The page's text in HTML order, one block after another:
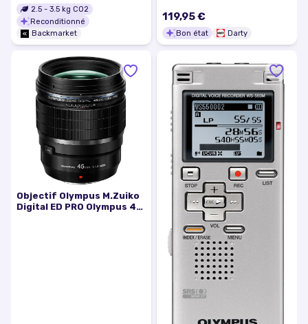
2.5 - 3.5 kg CO2
Reconditionné
Backmarket
119,95 €
Bon état Darty
Objectif Olympus M.Zuiko
Digital ED PRO Olympus 45